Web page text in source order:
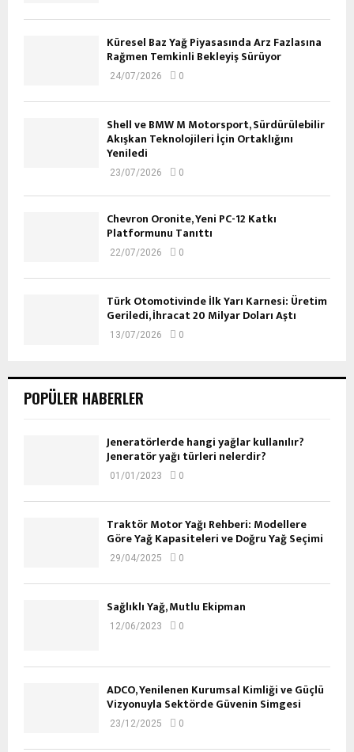
Küresel Baz Yağ Piyasasında Arz Fazlasına
Rağmen Temkinli Bekleyiş Sürüyor
24/07/2026 0
Shell ve BMW M Motorsport, Sürdürülebilir
Akışkan Teknolojileri İçin Ortaklığını
Yeniledi
23/07/2026 0
Chevron Oronite, Yeni PC-12 Katkı
Platformunu Tanıttı
22/07/2026 0
Türk Otomotivinde İlk Yarı Karnesi: Üretim
Geriledi, İhracat 20 Milyar Doları Aştı
13/07/2026 0
POPÜLER HABERLER
Jeneratörlerde hangi yağlar kullanılır?
Jeneratör yağı türleri nelerdir?
01/01/2023 0
Traktör Motor Yağı Rehberi: Modellere
Göre Yağ Kapasiteleri ve Doğru Yağ Seçimi
29/04/2025 0
Sağlıklı Yağ, Mutlu Ekipman
12/06/2023 0
ADCO, Yenilenen Kurumsal Kimliği ve Güçlü
Vizyonuyla Sektörde Güvenin Simgesi
23/12/2025 0